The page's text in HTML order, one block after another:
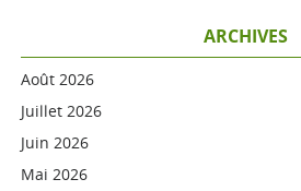
ARCHIVES
Août 2026
Juillet 2026
Juin 2026
Mai 2026